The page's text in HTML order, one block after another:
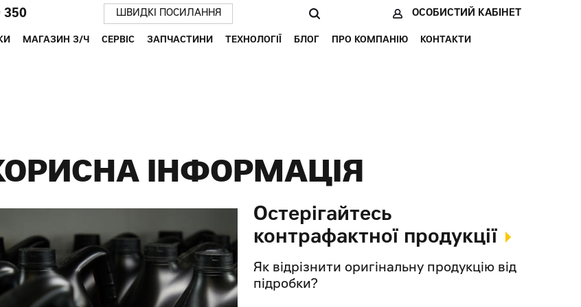
350
МАГАЗИН З/Ч СЕРВІС ЗАПЧАСТИНИ ТЕХНОЛОГІЇ БЛОГ ПРО КОМПАНІЮ КОНТАКТИ
ШВИДКІ ПОСИЛАННЯ ОСОБИСТИЙ КАБІНЕТ
ІНФОРМАЦІЯ
Остерігайтесь
контрафактної продукції
Як відрізнити оригінальну продукцію від
підробки?